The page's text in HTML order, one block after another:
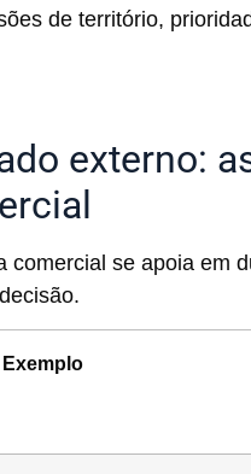
de território,
externo:
comercial se apoia em
Exemplo